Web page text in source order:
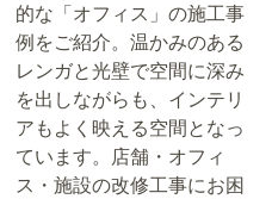
的な「オフィス」の施工事
例をご紹介。温かみのある
レンガと光壁で空間に深み
を出しながらも、インテリ
アもよく映える空間となっ
ています。店舗・オフィ
ス・施設の改修工事にお困